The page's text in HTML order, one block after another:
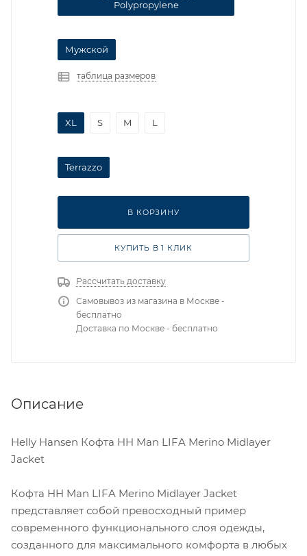
Polypropylene
Мужской
таблица размеров
XL S M L
Terrazzo
В КОРЗИНУ
КУПИТЬ В 1 КЛИК
Рассчитать доставку
Самовывоз из магазина в Москве -
бесплатно
Доставка по Москве - бесплатно
Описание
Helly Hansen Кофта HH Man LIFA Merino Midlayer
Jacket
Кофта HH Man LIFA Merino Midlayer Jacket
представляет собой превосходный пример
современного функционального слоя одежды,
созданного для максимального комфорта в любых